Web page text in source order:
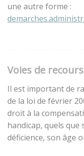
une autre forme :
Voies de recours
Il est important de
de la loi de février
droit à la
handicap, quels que
déficience, son âge